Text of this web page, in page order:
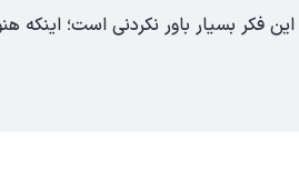
فکر بسیار باور نکردنی است؛ اینکه